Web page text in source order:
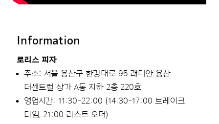
Information
로리스 피자
주소: 서울 용산구 한강대로 95 래미안 용산
더센트럴 상가 A동 지하 2층 220호
영업시간: 11:30-22:00 (14:30-17:00 브레이크
타임, 21:00 라스트 오더)